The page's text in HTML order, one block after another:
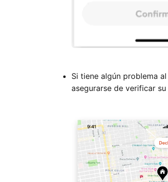
Si tiene algún problema
asegurarse de verificar